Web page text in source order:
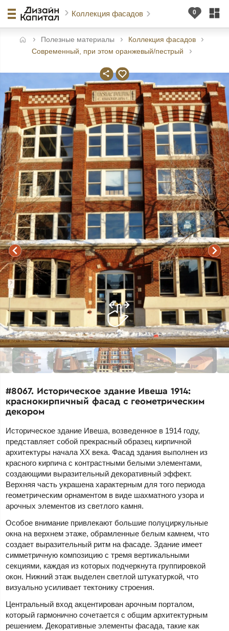
Коллекция фасадов
Полезные материалы
Коллекция фасадов
Современный, при этом оранжевый/пестрый
#8067. Историческое здание Ивеша 1914:
краснокирпичный фасад с геометрическим
декором
Историческое здание Ивеша, возведенное в 1914 году,
представляет собой прекрасный образец кирпичной
архитектуры начала XX века. Фасад здания выполнен из
красного кирпича с контрастными белыми элементами,
создающими выразительный декоративный эффект.
Верхняя часть украшена характерным для того периода
геометрическим орнаментом в виде шахматного узора и
арочных элементов из светлого камня.
Особое внимание привлекают большие полуциркульные
окна на верхнем этаже, обрамленные белым камнем, что
создает выразительный ритм на фасаде. Здание имеет
симметричную композицию с тремя вертикальными
секциями, каждая из которых подчеркнута группировкой
окон. Нижний этаж выделен светлой штукатуркой, что
визуально усиливает тектонику строения.
Центральный вход акцентирован арочным порталом,
который гармонично сочетается с общим архитектурным
решением. Декоративные элементы фасада, такие как